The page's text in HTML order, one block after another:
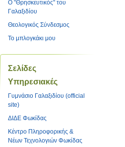
O "Θρησκευτικός" του
Γαλαξιδίου
Θεολογικός Σύνδεσμος
Το μπλογκάκι μου
Σελίδες
Υπηρεσιακές
Γυμνάσιο Γαλαξιδίου (official
site)
ΔΙΔΕ Φωκίδας
Κέντρο Πληροφορικής &
Νέων Τεχνολογιών Φωκίδας